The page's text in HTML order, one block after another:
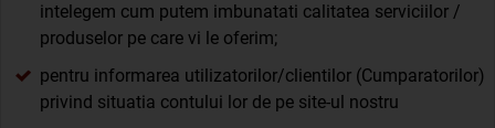
intelegem cum putem imbunatati calitatea serviciilor /
produselor pe care vi le oferim;
pentru informarea utilizatorilor/clientilor (Cumparatorilor)
privind situatia contului lor de pe site-ul nostru